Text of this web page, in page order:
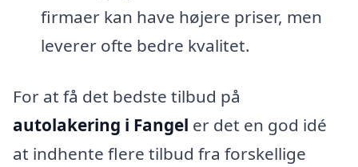
firmaer kan have højere priser, men
leverer ofte bedre kvalitet.
For at få det bedste tilbud på
autolakering i Fangel er det en god idé
at indhente flere tilbud fra forskellige